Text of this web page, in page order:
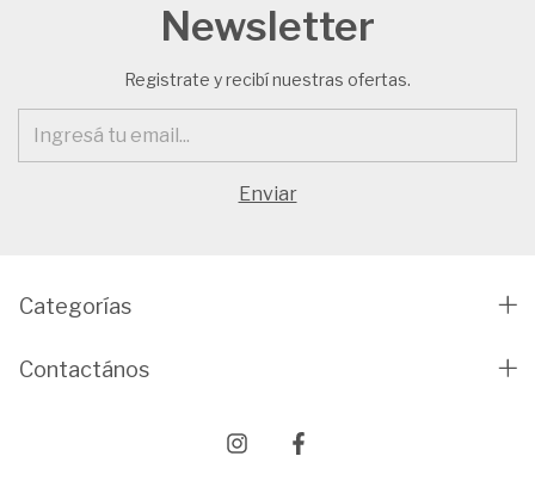
Newsletter
Registrate y recibí nuestras ofertas.
Categorías
Contactános